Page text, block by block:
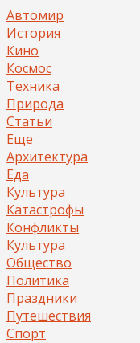
Автомир
История
Кино
Космос
Техника
Природа
Статьи
Еще
Архитектура
Еда
Культура
Катастрофы
Конфликты
Культура
Общество
Политика
Праздники
Путешествия
Спорт